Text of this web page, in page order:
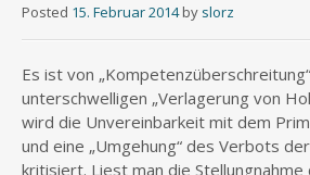
Posted 15. Februar 2014 by slorz
Es ist von
unterschwelligen „Verlagerung von
wird die Unvereinbarkeit mit dem
und eine „Umgehung“ des Verbots
kritisiert. Liest man die Stellungnahme